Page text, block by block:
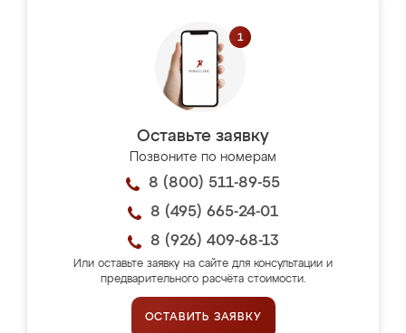
Оставьте заявку
Позвоните по номерам
8 (800) 511-89-55
8 (495) 665-24-01
8 (926) 409-68-13
Или оставьте заявку на сайте для консультации и
предварительного расчёта стоимости.
ОСТАВИТЬ ЗАЯВКУ